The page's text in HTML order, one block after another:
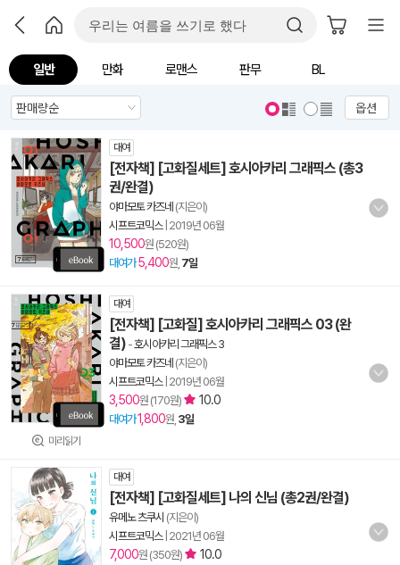
일반 만화 로맨스 판무 BL
옵션
대여
[전자책] [고화질세트] 호시아카리 그래픽스 (총3
권/완결)
야마모토 카즈네 (지은이)
시프트코믹스| 2019년 06월
10,500원 (520원)
대여가 5,400원, 7일
미리읽기
대여
[전자책] [고화질] 호시아카리 그래픽스 03 (완
결) -호시아카리 그래픽스 3
야마모토 카즈네 (지은이)
시프트코믹스| 2019년 06월
3,500원 (170원) 10.0
대여가1,800원, 3일
대여
[전자책] [고화질세트] 나의 신님 (총2권/완결)
유메노 츠쿠시 (지은이)
시프트코믹스| 2021년 06월
7,000원 (350원) 10.0